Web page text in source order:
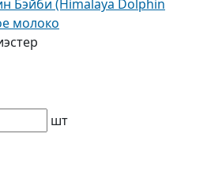
Бэйби (Himalaya Dolphin
молоко
шт